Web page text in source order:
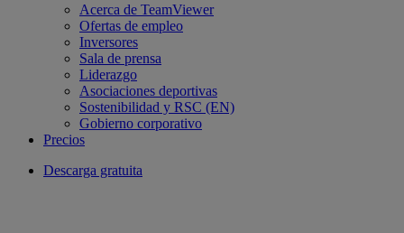
Acerca de TeamViewer
Ofertas de empleo
Inversores
Sala de prensa
Liderazgo
Asociaciones deportivas
Sostenibilidad y RSC (EN)
Gobierno corporativo
Precios
Descarga gratuita